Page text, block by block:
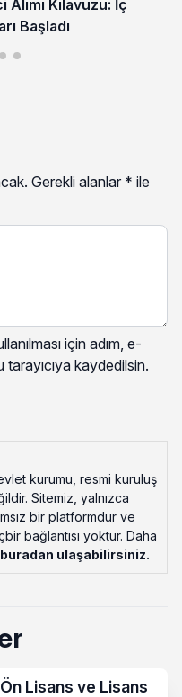
Kılavuzu: İç
Başladı
Gerekli alanlar * ile
için adım, e-
kaydedilsin.
kurumu, resmi kuruluş
Sitemiz, yalnızca
bir platformdur ve
bağlantısı yoktur. Daha
buradan ulaşabilirsiniz.
Lisans ve Lisans